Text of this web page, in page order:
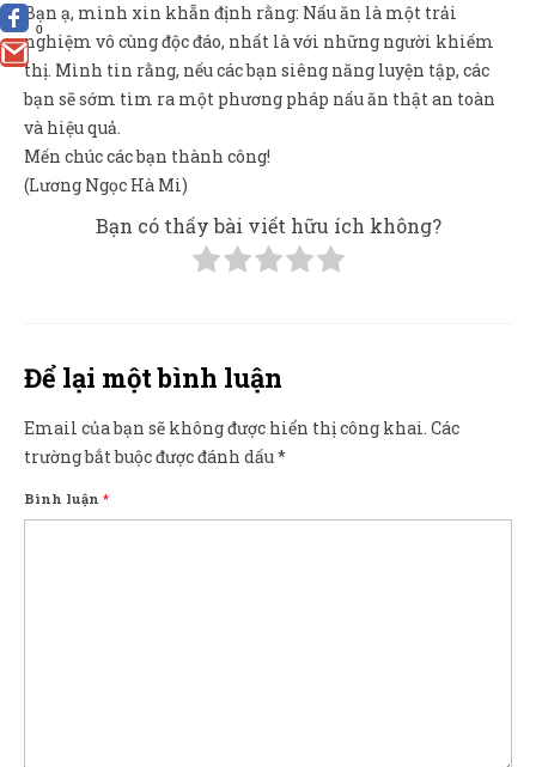
0
Bạn ạ, mình xin khẵn định rằng: Nấu ăn là một trải
nghiệm vô cùng độc đáo, nhất là với những người khiếm
thị. Mình tin rằng, nếu các bạn siêng năng luyện tập, các
bạn sẽ sớm tìm ra một phương pháp nấu ăn thật an toàn
và hiệu quả.
Mến chúc các bạn thành công!
(Lương Ngọc Hà Mi)
Bạn có thấy bài viết hữu ích không?
Để lại một bình luận
Email của bạn sẽ không được hiển thị công khai. Các
trường bắt buộc được đánh dấu*
Bình luận *